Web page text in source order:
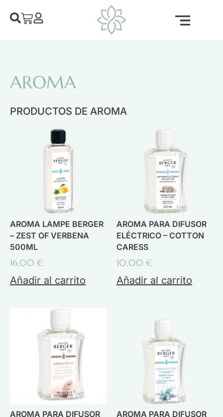
AROMA
PRODUCTOS DE AROMA
AROMA LAMPE BERGER
– ZEST OF VERBENA
500ML
16,00 €
Añadir al carrito
AROMA PARA DIFUSOR
ELÉCTRICO – COTTON
CARESS
10,00 €
Añadir al carrito
AROMA PARA DIFUSOR
AROMA PARA DIFUSOR